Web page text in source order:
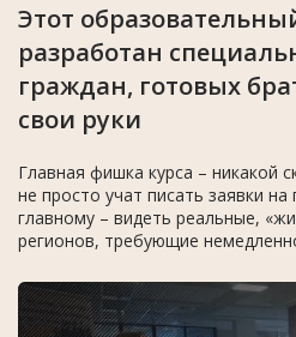
Этот
разработан
граждан, готовых
свои руки
Главная фишка курса – никакой
не просто учат писать заявки
главному – видеть реальные,
регионов, требующие